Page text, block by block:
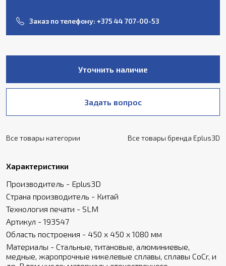
Заказ по телефону: +375 44 707-00-53
Уточнить наличие
Задать вопрос
Все товары категории Все товары бренда Eplus3D
Характеристики
Производитель - Eplus3D
Страна производитель - Китай
Технология печати - SLM
Артикул - 193547
Область построения - 450 x 450 x 1080 мм
Материалы - Стальные, титановые, алюминиевые,
медные, жаропрочные никелевые сплавы, сплавы CoCr, и